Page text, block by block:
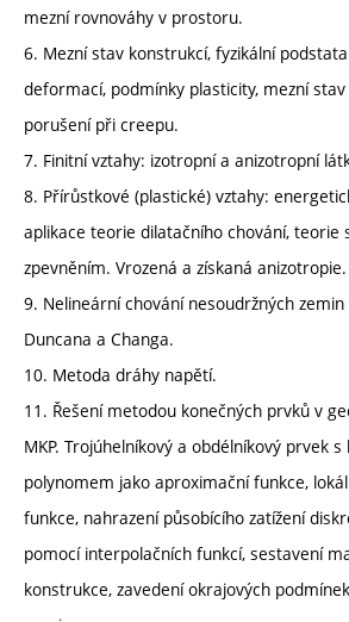
mezní rovnováhy v prostoru.
6. Mezní stav konstrukcí, fyzikální
deformací, podmínky plasticity, mezní
porušení při creepu.
7. Finitní vztahy: izotropní a anizotropní
8. Přírůstkové (plastické) vztahy:
aplikace teorie dilatačního chování, teorie
zpevněním. Vrozená a získaná anizotropie.
9. Nelineární chování nesoudržných
Duncana a Changa.
10. Metoda dráhy napětí.
11. Řešení metodou konečných prvků v
MKP. Trojúhelníkový a obdélníkový prvek
polynomem jako aproximační funkce,
funkce, nahrazení působícího zatížení
pomocí interpolačních funkcí, sestavení
konstrukce, zavedení okrajových